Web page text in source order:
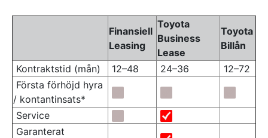
Finansiell
Leasing
Toyota
Business
Lease
Toyota
Billån
Kontraktstid (mån)
12–48 24–36
12–72
Första förhöjd hyra
/ kontantinsats*
Service
Garanterat